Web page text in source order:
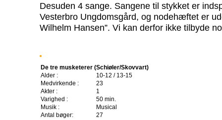
Desuden 4 sange. Sangene til stykket er
Vesterbro Ungdomsgård, og nodehæftet er
Wilhelm Hansen”. Vi kan derfor ikke tilbyde
De tre musketerer (Schiøler/Skovvart)
Alder :
10-12 / 13-15
Medvirkende :
23
Akter :
1
Varighed :
50 min.
Musik :
Musical
Antal bøger:
27